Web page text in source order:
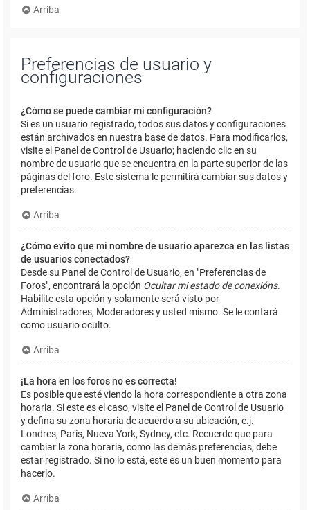
Arriba
Preferencias de usuario y
configuraciones
¿Cómo se puede cambiar mi configuración?
Si es un usuario registrado, todos sus datos y configuraciones
están archivados en nuestra base de datos. Para modificarlos,
visite el Panel de Control de Usuario; haciendo clic en su
nombre de usuario que se encuentra en la parte superior de las
páginas del foro. Este sistema le permitirá cambiar sus datos y
preferencias.
Arriba
¿Cómo evito que mi nombre de usuario aparezca en las listas
de usuarios conectados?
Desde su Panel de Control de Usuario, en "Preferencias de
Foros", encontrará la opción Ocultar mi estado de conexións.
Habilite esta opción y solamente será visto por
Administradores, Moderadores y usted mismo. Se le contará
como usuario oculto.
Arriba
¡La hora en los foros no es correcta!
Es posible que esté viendo la hora correspondiente a otra zona
horaria. Si este es el caso, visite el Panel de Control de Usuario
y defina su zona horaria de acuerdo a su ubicación, e.j.
Londres, París, Nueva York, Sydney, etc. Recuerde que para
cambiar la zona horaria, como las demás preferencias, debe
estar registrado. Si no lo está, este es un buen momento para
hacerlo.
Arriba